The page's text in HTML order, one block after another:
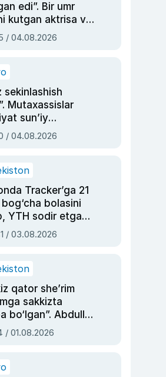
edi”. Bir umr
kutgan aktrisa va
ustasi Rimma
/ 04.08.2026
sekinlashish
Mutaxassislar
sun’iy
boshqara
qolishidan xavotir
/ 04.08.2026
Tracker’ga 21
bolasini
YTH sodir etgan
sud hukmi o‘qildi
/ 03.08.2026
qator she’rim
sakkizta
bo‘lgan”. Abdulla
siyosiy
asrab
/ 01.08.2026